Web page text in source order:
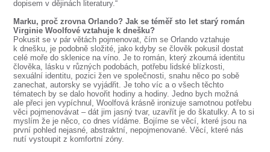
dopisem v dějinách literatury.“
Marku, proč zrovna Orlando? Jak se téměř sto let starý román
Virginie Woolfové vztahuje k dnešku?
Pokusit se v pár větách pojmenovat, čím se Orlando vztahuje
k dnešku, je podobně složité, jako kdyby se člověk pokusil dostat
celé moře do sklenice na víno. Je to román, který zkoumá identitu
člověka, lásku v různých podobách, potřebu lidské blízkosti,
sexuální identitu, pozici žen ve společnosti, snahu něco po sobě
zanechat, autorsky se vyjádřit. Je toho víc a o všech těchto
tématech by se dalo hovořit hodiny a hodiny. Jedno bych možná
ale přeci jen vypíchnul, Woolfová krásně ironizuje samotnou potřebu
věci pojmenovávat – dát jim jasný tvar, uzavřít je do škatulky. A to si
myslím že je něco, co dnes vídáme. Bojíme se věcí, které jsou na
první pohled nejasné, abstraktní, nepojmenované. Věcí, které nás
nutí vystoupit z komfortní zóny.